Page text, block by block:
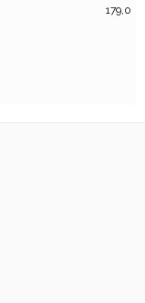
179,00